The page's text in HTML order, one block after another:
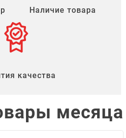
Наличие товара
качества
месяца